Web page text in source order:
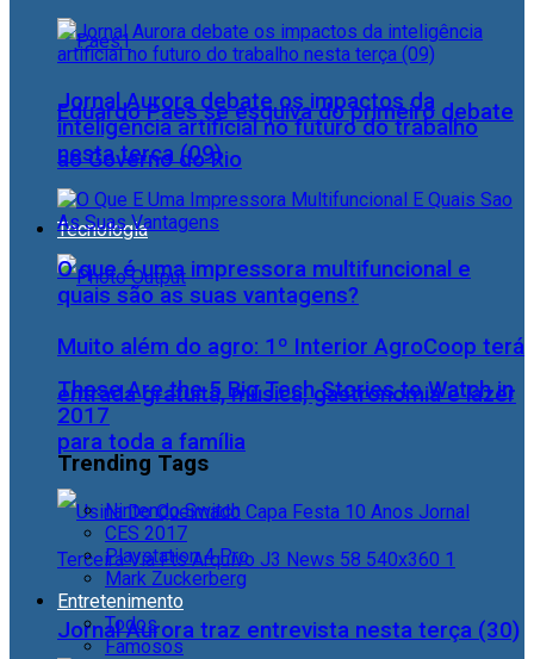
Eduardo Paes se esquiva do primeiro debate
ao Governo do Rio
Tecnologia
Muito além do agro: 1º Interior AgroCoop terá
entrada gratuita, música, gastronomia e lazer
para toda a família
Jornal Aurora traz entrevista nesta terça (30)
Jornal Aurora debate os impactos da
inteligência artificial no futuro do trabalho
nesta terça (09)
O que é uma impressora multifuncional e
quais são as suas vantagens?
These Are the 5 Big Tech Stories to Watch in
2017
Trending Tags
Nintendo Switch
CES 2017
Playstation 4 Pro
Mark Zuckerberg
Entretenimento
Todos
Famosos